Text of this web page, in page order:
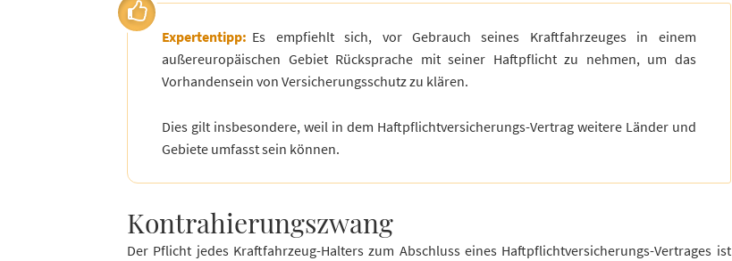
Expertentipp: Es empfiehlt sich, vor Gebrauch seines Kraftfahrzeuges in einem
außereuropäischen Gebiet Rücksprache mit seiner Haftpflicht zu nehmen, um das
Vorhandensein von Versicherungsschutz zu klären.
Dies gilt insbesondere, weil in dem Haftpflichtversicherungs-Vertrag weitere Länder und
Gebiete umfasst sein können.
Kontrahierungszwang
Der Pflicht jedes Kraftfahrzeug-Halters zum Abschluss eines Haftpflichtversicherungs-Vertrages ist